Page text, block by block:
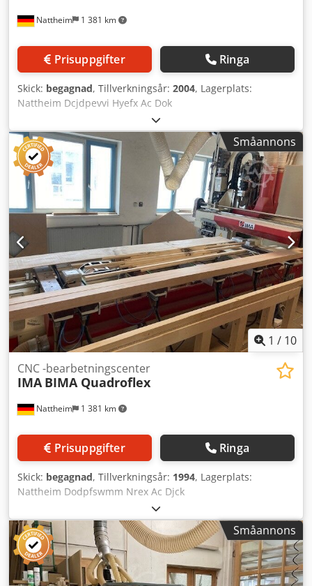
Nattheim 1 381 km
Prisuppgifter Ringa
Skick: begagnad, Tillverkningsår: 2004, Lagerplats:
Nattheim Dcjdpevvi Hyefx Ac Dok
Småannons
1 / 10
Nattheim 1 381 km
CNC -bearbetningscenter
IMA BIMA Quadroflex
Prisuppgifter Ringa
Skick: begagnad, Tillverkningsår: 1994, Lagerplats:
Nattheim Dodpfswmm Nrex Ac Djck
Småannons